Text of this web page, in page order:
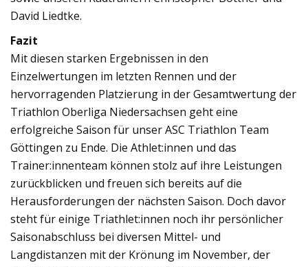
David Liedtke.
Fazit
Mit diesen starken Ergebnissen in den
Einzelwertungen im letzten Rennen und der
hervorragenden Platzierung in der Gesamtwertung der
Triathlon Oberliga Niedersachsen geht eine
erfolgreiche Saison für unser ASC Triathlon Team
Göttingen zu Ende. Die Athlet:innen und das
Trainer:innenteam können stolz auf ihre Leistungen
zurückblicken und freuen sich bereits auf die
Herausforderungen der nächsten Saison. Doch davor
steht für einige Triathlet:innen noch ihr persönlicher
Saisonabschluss bei diversen Mittel- und
Langdistanzen mit der Krönung im November, der